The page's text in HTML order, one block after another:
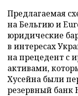
Предлагаемая
на Бельгию и
юридические
в интересах
на прецедент с
активами,
Хусейна были
резервный банк